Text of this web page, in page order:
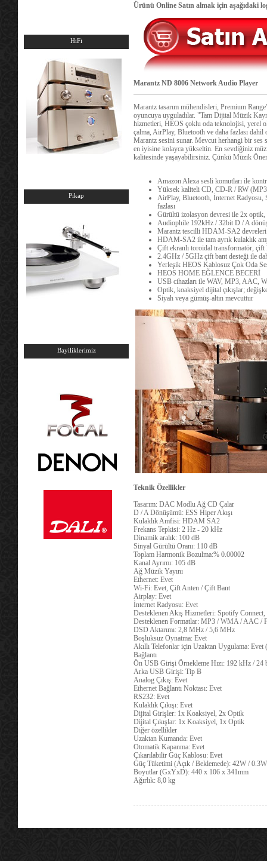
HiFi
Pikap
Bayiliklerimiz
Ürünü Online Satın almak için aşağıdaki
Marantz ND 8006 Network Audio Player
Marantz tasarım mühendisleri, Premium
oyuncuya uyguladılar. "Tam Dijital Müzik
hizmetleri, HEOS çoklu oda teknolojisi, yerel
çalma, AirPlay, Bluetooth ve daha fazlası dahil
Marantz sesini sunar. Mevcut herhangi bir ses
en iyisine kolayca yükseltin. En sevdiğiniz
kalitesinde yaşayabilirsiniz. Çünkü Müzik
Amazon Alexa sesli komutları ile
Yüksek kaliteli CD, CD-R / RW
AirPlay, Bluetooth, İnternet
fazlası
Gürültü izolasyon devresi ile 2x
Audiophile 192kHz / 32bit D / A
Marantz tescilli HDAM-SA2 devreleri
HDAM-SA2 ile tam ayrık kulaklık
Çift ekranlı toroidal transformatör, çift
2.4GHz / 5GHz çift bant desteği ile
Yerleşik HEOS Kablosuz Çok Oda
HEOS HOME EĞLENCE BECERİ
USB cihazları ile WAV, MP3, AAC,
Optik, koaksiyel dijital çıkışlar;
Siyah veya gümüş-altın mevcuttur
Teknik Özellikler
Tasarım: DAC Modlu Ağ CD Çalar
D / A Dönüşümü: ESS Hiper Akışı
Kulaklık Amfisi: HDAM SA2
Frekans Tepkisi: 2 Hz - 20 kHz
Dinamik aralık: 100 dB
Sinyal Gürültü Oranı: 110 dB
Toplam Harmonik Bozulma:% 0.00002
Kanal Ayrımı: 105 dB
Ağ Müzik Yayını
Ethernet: Evet
Wi-Fi: Evet, Çift Anten / Çift Bant
Airplay: Evet
İnternet Radyosu: Evet
Desteklenen Akış Hizmetleri: Spotify
Desteklenen Formatlar: MP3 / WMA / AAC
DSD Aktarımı: 2,8 MHz / 5,6 MHz
Boşluksuz Oynatma: Evet
Akıllı Telefonlar için Uzaktan Uygulama:
Bağlantı
Ön USB Girişi Örnekleme Hızı: 192 kHz /
Arka USB Girişi: Tip B
Analog Çıkış: Evet
Ethernet Bağlantı Noktası: Evet
RS232: Evet
Kulaklık Çıkışı: Evet
Dijital Girişler: 1x Koaksiyel, 2x Optik
Dijital Çıkışlar: 1x Koaksiyel, 1x Optik
Diğer özellikler
Uzaktan Kumanda: Evet
Otomatik Kapanma: Evet
Çıkarılabilir Güç Kablosu: Evet
Güç Tüketimi (Açık / Beklemede): 42W / 0.3W
Boyutlar (GxYxD): 440 x 106 x 341mm
Ağırlık: 8,0 kg